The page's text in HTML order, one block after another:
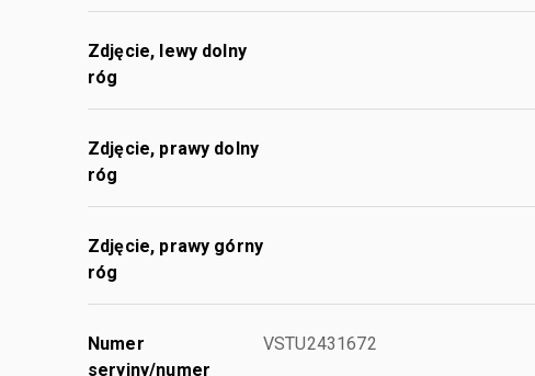
Zdjęcie, lewy dolny
róg
Zdjęcie, prawy dolny
róg
Zdjęcie, prawy górny
róg
Numer
seryjny/numer
VSTU2431672